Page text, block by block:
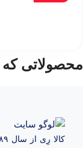
محصولاتی که